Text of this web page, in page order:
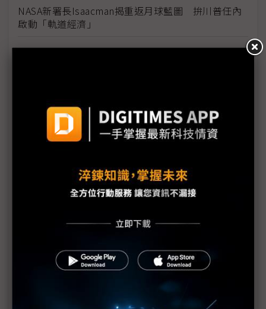
NASA新署長Isaacman揭重返月球藍圖 拚川普任內
啟動「軌道經濟」
中國H200訂單暴增逾200萬顆 NVIDIA傳急敲台積新
入NVIDIA
川普10萬美元H-1B簽證費用爭議延燒 美國商會提起
魏哲家自嘲含淚打造台積美廠 NYT剖析1.8萬條法規
如何綁住晶圓代工龍頭手腳
從DeepSeek到H200鬆綁 盤點NVIDIA 2025年十大
新的逆襲之路？ 業者估未來5~10年中國將竄出多家
未蒙其利先受其害 美國製造業景氣連9個月衰退